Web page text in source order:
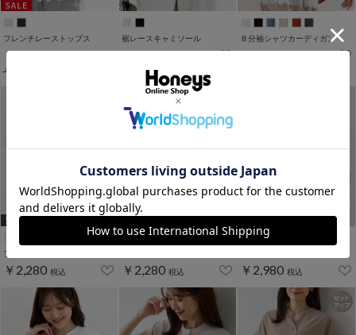
フレンチレーストップス
￥2,980
￥3,980
裾レースキャミソール
￥1,980
８分袖シャツカーディガン
￥2,980
WEB限定ｻｲｽﾞ[LL]
フリル使いトップス
￥2,280 税込 ￥2,280 税込 ￥2,980 税込